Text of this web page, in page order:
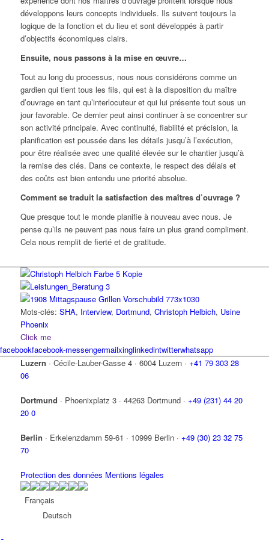
développons leurs concepts individuels. Ils suivent toujours la
logique de la fonction et du lieu et sont développés à partir
d’objectifs économiques clairs.
Ensuite, nous passons à la mise en œuvre…
Tout au long du processus, nous nous considérons comme un
gardien qui tient tous les fils, qui est à la disposition du maître
d’ouvrage en tant qu’interlocuteur et qui lui présente tout sous un
jour favorable. Ce dernier peut ainsi continuer à se concentrer sur
son activité principale. Avec continuité, fiabilité et précision, la
planification est poussée dans les détails jusqu’à l’exécution,
pour être réalisée avec une qualité élevée sur le chantier jusqu’à
la remise des clés. Dans ce contexte, le respect des délais et
des coûts est bien entendu une priorité absolue.
Comment se traduit la satisfaction des maîtres d’ouvrage ?
Que presque tout le monde planifie à nouveau avec nous. Je
pense qu’ils ne peuvent pas nous faire un plus grand compliment.
Cela nous remplit de fierté et de gratitude.
Mots-clés: SHA, Interview, Dortmund, Christoph Helbich, Usine
Phoenix
Click me
facebookfacebook-messengermailxinglinkedintwitterwhatsapp
Luzern · Cécile-Lauber-Gasse 4 · 6004 Luzern · +41 79 303 28
06
Dortmund · Phoenixplatz 3 · 44263 Dortmund · +49 (231) 44 20
20 0
Berlin · Erkelenzdamm 59-61 · 10999 Berlin · +49 (30) 23 32 75
70
Protection des données Mentions légales
Français
Deutsch